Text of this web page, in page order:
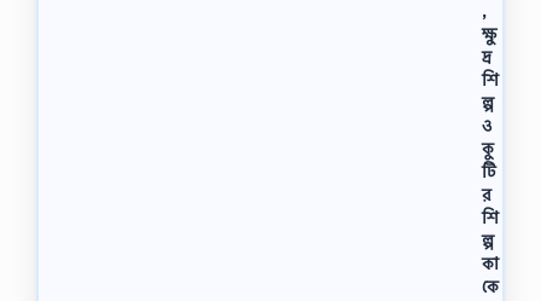
,
ক্ষু
দ্র
শি
ল্প
ও
কু
টি
র
শি
ল্প
কা
কে